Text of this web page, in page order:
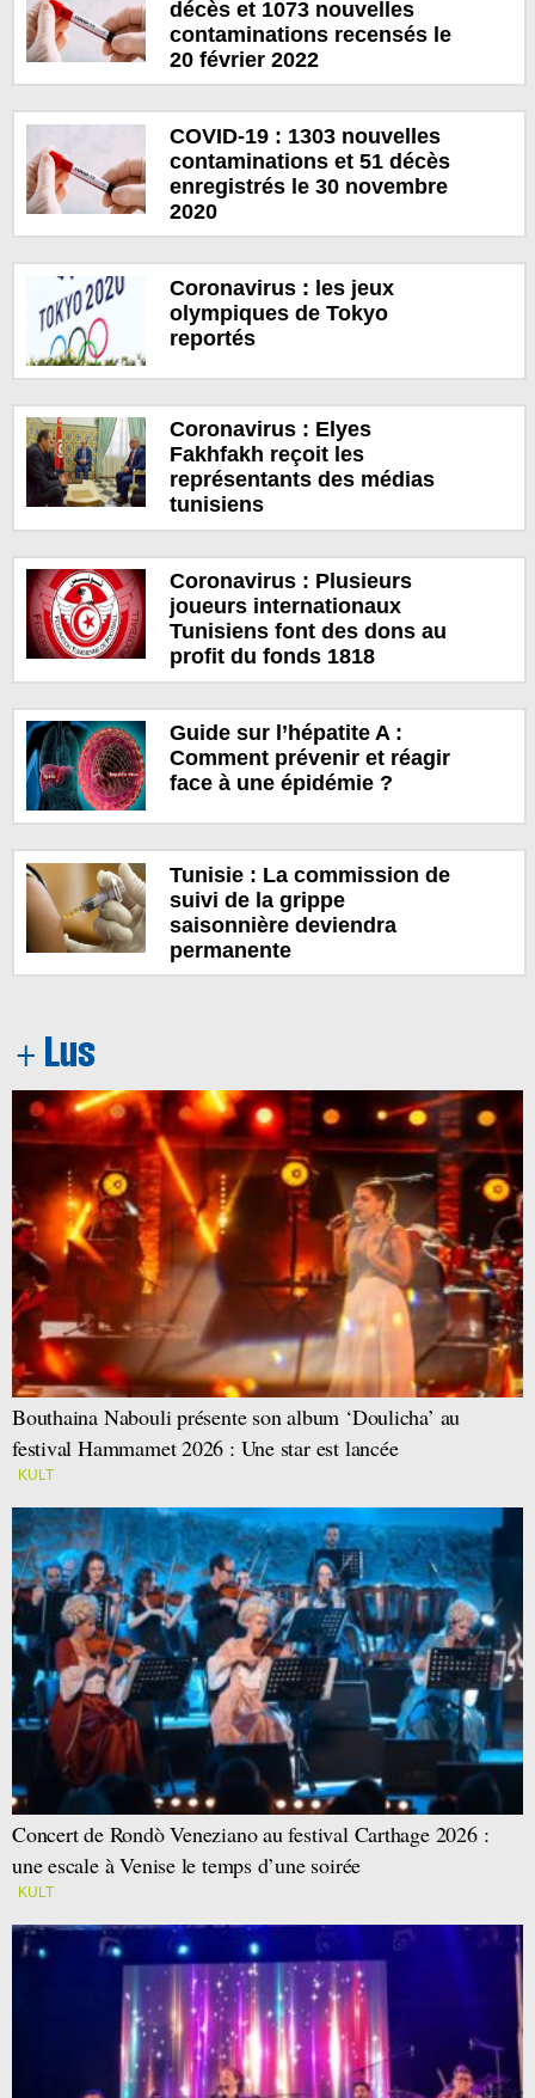
décès et 1073 nouvelles
contaminations recensés le
20 février 2022
COVID-19 : 1303 nouvelles
contaminations et 51 décès
enregistrés le 30 novembre
2020
Coronavirus : les jeux
olympiques de Tokyo
reportés
Coronavirus : Elyes
Fakhfakh reçoit les
représentants des médias
tunisiens
Coronavirus : Plusieurs
joueurs internationaux
Tunisiens font des dons au
profit du fonds 1818
Guide sur l’hépatite A :
Comment prévenir et réagir
face à une épidémie ?
Tunisie : La commission de
suivi de la grippe
saisonnière deviendra
permanente
Bouthaina Nabouli présente son album ‘Doulicha’ au
festival Hammamet 2026 : Une star est lancée
KULT
Concert de Rondò Veneziano au festival Carthage 2026 :
une escale à Venise le temps d’une soirée
KULT